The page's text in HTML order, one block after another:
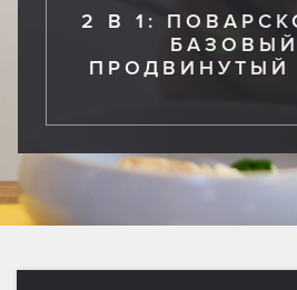
2 В 1:
ПРОДВИНУТЫЙ